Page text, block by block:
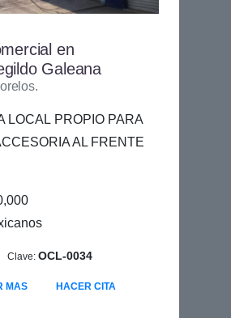
en
Galeana
LOCAL PROPIO PARA
AL FRENTE
Clave: OCL-0034
MAS HACER CITA